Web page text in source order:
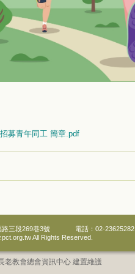
募青年同工 簡章.pdf
路三段269巷3號
電話：02-23625282
All Rights Reserved.
老教會總會資訊中心 建置維護